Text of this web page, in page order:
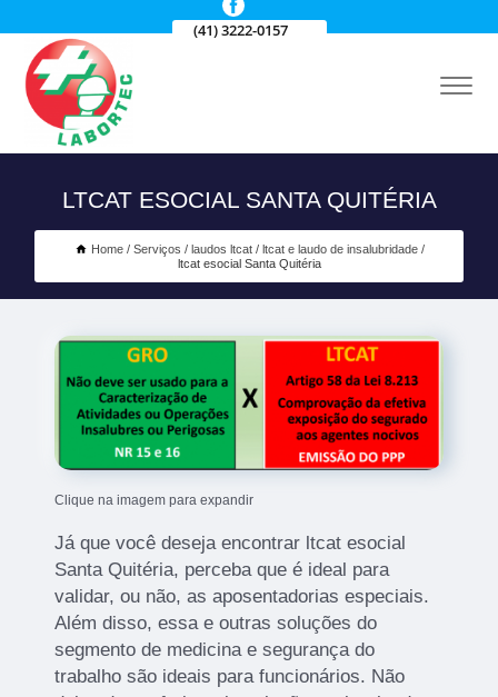
(41) 3222-0157
LTCAT ESOCIAL SANTA QUITÉRIA
Home Serviços laudos ltcat
ltcat e laudo de insalubridade
ltcat esocial Santa Quitéria
Clique na imagem para expandir
Já que você deseja encontrar ltcat esocial
Santa Quitéria, perceba que é ideal para
validar, ou não, as aposentadorias especiais.
Além disso, essa e outras soluções do
segmento de medicina e segurança do
trabalho são ideais para funcionários. Não